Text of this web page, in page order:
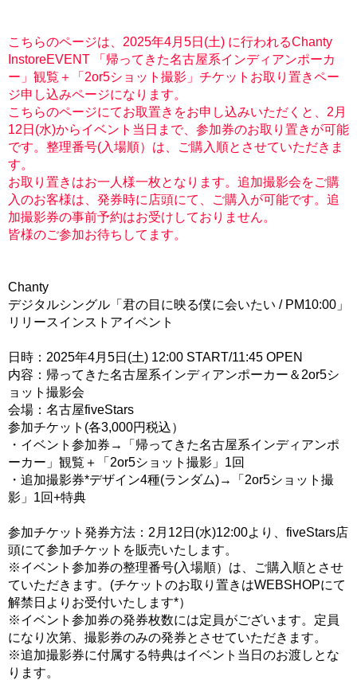
こちらのページは、2025年4月5日(土) に行われるChanty
InstoreEVENT 「帰ってきた名古屋系インディアンポーカ
ー」観覧＋「2or5ショット撮影」チケットお取り置きペー
ジ申し込みページになります。
こちらのページにてお取置きをお申し込みいただくと、2月
12日(水)からイベント当日まで、参加券のお取り置きが可能
です。整理番号(入場順）は、ご購入順とさせていただきま
す。
お取り置きはお一人様一枚となります。追加撮影会をご購
入のお客様は、発券時に店頭にて、ご購入が可能です。追
加撮影券の事前予約はお受けしておりません。
皆様のご参加お待ちしてます。
Chanty
デジタルシングル「君の目に映る僕に会いたい / PM10:00」
リリースインストアイベント
日時：2025年4月5日(土) 12:00 START/11:45 OPEN
内容：帰ってきた名古屋系インディアンポーカー＆2or5シ
ョット撮影会
会場：名古屋fiveStars
参加チケット(各3,000円税込）
・イベント参加券→「帰ってきた名古屋系インディアンポ
ーカー」観覧＋「2or5ショット撮影」1回
・追加撮影券*デザイン4種(ランダム)→「2or5ショット撮
影」1回+特典
参加チケット発券方法：2月12日(水)12:00より、fiveStars店
頭にて参加チケットを販売いたします。
※イベント参加券の整理番号(入場順）は、ご購入順とさせ
ていただきます。(チケットのお取り置きはWEBSHOPにて
解禁日よりお受付いたします*）
※イベント参加券の発券枚数には定員がございます。定員
になり次第、撮影券のみの発券とさせていただきます。
※追加撮影券に付属する特典はイベント当日のお渡しとな
ります。